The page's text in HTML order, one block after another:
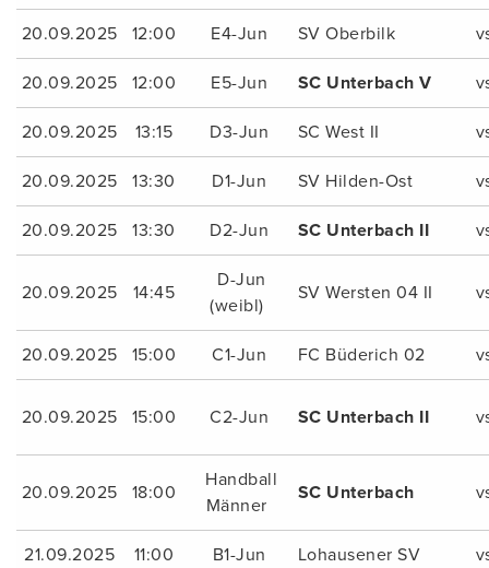
20.09.2025 12:00 E4-Jun SV Oberbilk
20.09.2025 12:00 E5-Jun SC Unterbach V
20.09.2025 13:15 D3-Jun SC West II
20.09.2025 13:30 D1-Jun SV Hilden-Ost
20.09.2025 13:30 D2-Jun SC Unterbach II
20.09.2025 14:45
D-Jun
(weibl)
SV Wersten 04 II
20.09.2025 15:00 C1-Jun FC Büderich 02
20.09.2025 15:00 C2-Jun SC Unterbach II
20.09.2025 18:00
Handball
Männer
SC Unterbach
21.09.2025 11:00 B1-Jun Lohausener SV